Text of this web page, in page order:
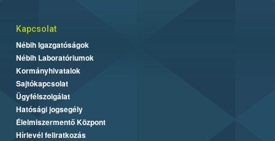
Kapcsolat
Nébih Igazgatóságok
Nébih Laboratóriumok
Kormányhivatalok
Sajtókapcsolat
Ügyfélszolgálat
Hatósági jogsegély
Élelmiszermentő Központ
Hírlevél feliratkozás